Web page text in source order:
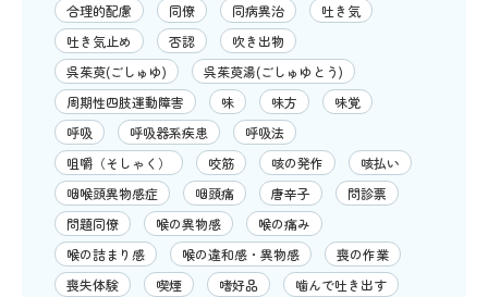
合理的配慮
同僚 同病異治
吐き気
吐き気止め
否認
吹き出物
呉茱萸(ごしゅゆ)
呉茱萸湯(ごしゅゆとう)
周期性四肢運動障害
味 味方
味覚
呼吸
呼吸器系疾患
呼吸法
咀嚼（そしゃく）
咬筋 咳の発作
咳払い
咽喉頭異物感症
咽頭痛 唐辛子
問診票
問題同僚
喉の異物感
喉の痛み
喉の詰まり感
喉の違和感・異物感
喪の作業
喪失体験
喫煙 嗜好品
噛んで吐き出す